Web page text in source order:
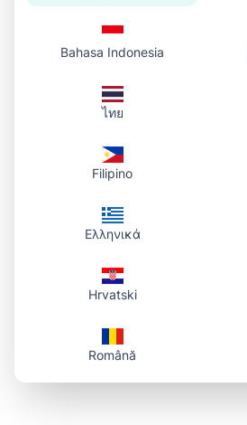
Bahasa Indonesia
ไทย
Filipino
Ελληνικά
Hrvatski
Română